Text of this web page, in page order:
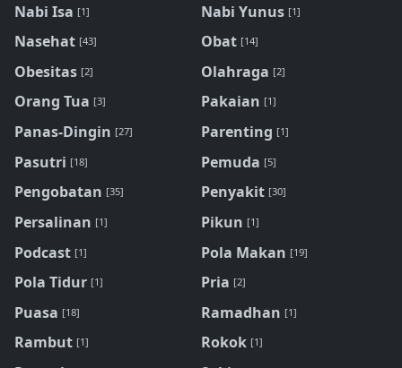
Nabi Isa [1] Nabi Yunus [1]
Nasehat [43] Obat [14]
Obesitas [2] Olahraga [2]
Orang Tua [3] Pakaian [1]
Panas-Dingin [27] Parenting [1]
Pasutri [18] Pemuda [5]
Pengobatan [35] Penyakit [30]
Persalinan [1] Pikun [1]
Podcast [1] Pola Makan [19]
Pola Tidur [1] Pria [2]
Puasa [18] Ramadhan [1]
Rambut [1] Rokok [1]